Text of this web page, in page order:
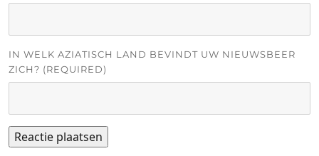
IN WELK AZIATISCH LAND BEVINDT UW NIEUWSBEER
ZICH? (REQUIRED)